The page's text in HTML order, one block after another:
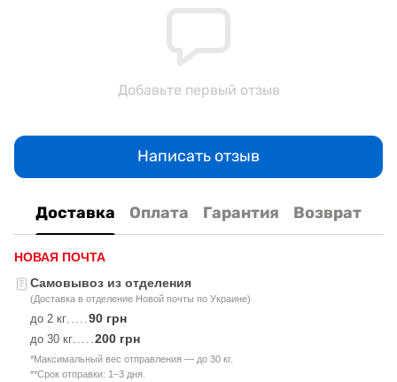
Добавьте первый отзыв
Написать отзыв
Доставка Оплата Гарантия Возврат
НОВАЯ ПОЧТА
Самовывоз из отделения
(Доставка в отделение Новой почты по Украине)
до 2 кг 90 грн
до 30 кг 200 грн
*Максимальный вес отправления — до 30 кг.
**Срок отправки: 1–3 дня.